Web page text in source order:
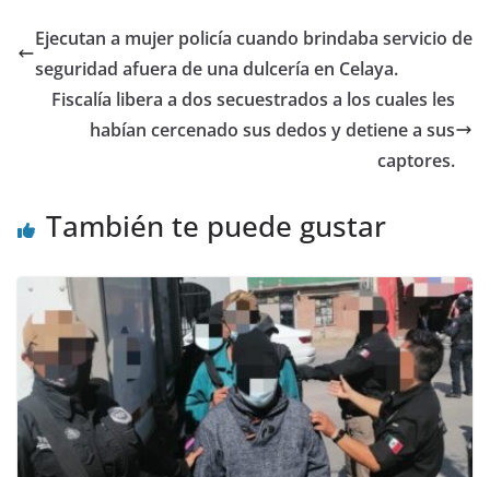
o
o
k
p
p
n
Ejecutan a mujer policía cuando brindaba servicio de
seguridad afuera de una dulcería en Celaya.
Fiscalía libera a dos secuestrados a los cuales les
habían cercenado sus dedos y detiene a sus
captores.
También te puede gustar